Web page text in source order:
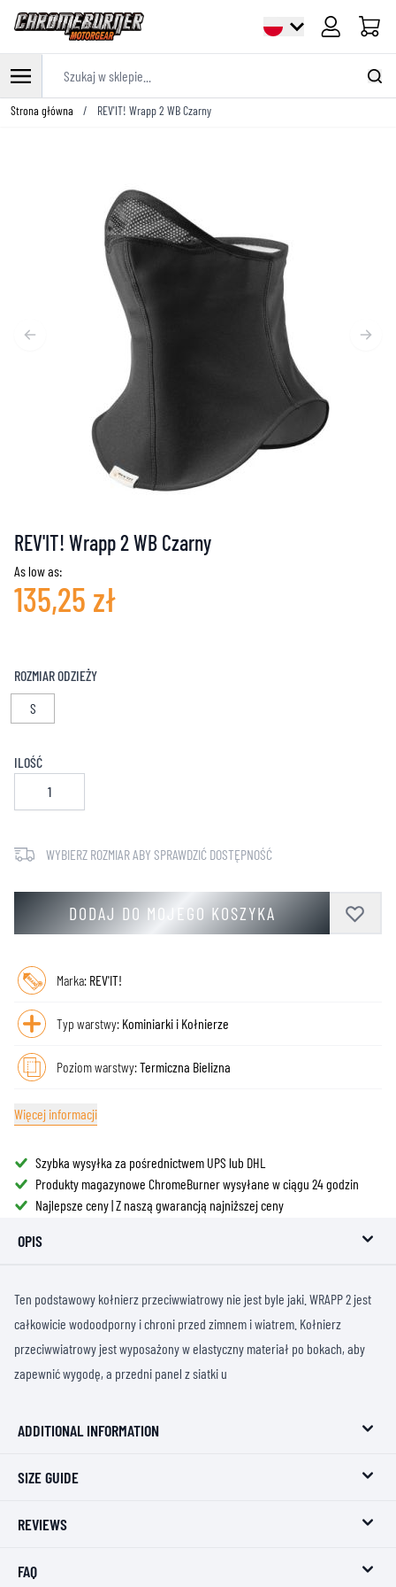
Cart
Przejdź do treści
Strona główna / REV'IT! Wrapp 2 WB Czarny
REV'IT! Wrapp 2 WB Czarny
As low as:
135,25 zł
ROZMIAR ODZIEŻY
S
ILOŚĆ
WYBIERZ ROZMIAR ABY SPRAWDZIĆ DOSTĘPNOŚĆ
DODAJ DO MOJEGO KOSZYKA
Marka: REV'IT!
Typ warstwy: Kominiarki i Kołnierze
Poziom warstwy:Termiczna Bielizna
Więcej informacji
Szybka wysyłka za pośrednictwem UPS lub DHL
Produkty magazynowe ChromeBurner wysyłane w ciągu 24 godzin
Najlepsze ceny | Z naszą gwarancją najniższej ceny
OPIS
Ten podstawowy kołnierz przeciwwiatrowy nie jest byle jaki. WRAPP 2 jest
całkowicie wodoodporny i chroni przed zimnem i wiatrem. Kołnierz
przeciwwiatrowy jest wyposażony w elastyczny materiał po bokach, aby
zapewnić wygodę, a przedni panel z siatki u
ADDITIONAL INFORMATION
SIZE GUIDE
REVIEWS
FAQ